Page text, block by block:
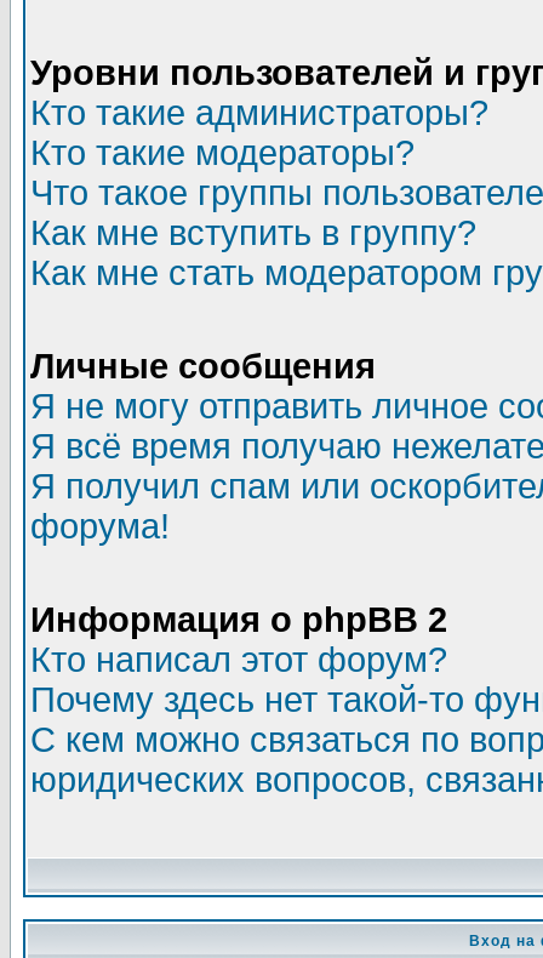
Уровни пользователей и
Кто такие администраторы?
Кто такие модераторы?
Что такое группы
Как мне вступить в группу?
Как мне стать модератором
Личные сообщения
Я не могу отправить личное
Я всё время получаю
Я получил спам или
форума!
Информация о phpBB 2
Кто написал этот форум?
Почему здесь нет такой-то
С кем можно связаться по
юридических вопросов,
Вход на